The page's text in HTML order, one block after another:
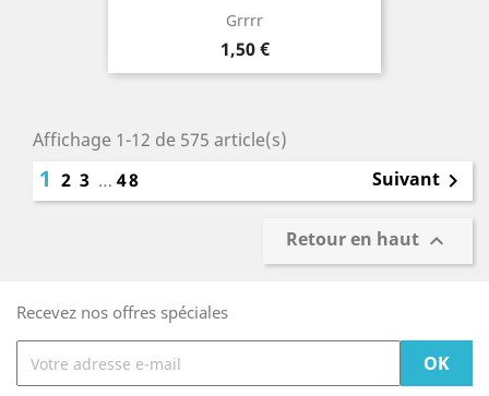
Grrrr
Prix
1,50 €
Affichage 1-12 de 575 article(s)
1 2 3 … 48 Suivant 
Retour en haut 
Recevez nos offres spéciales